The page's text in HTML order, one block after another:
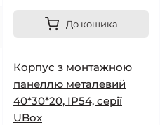
До кошика
Корпус з монтажною
панеллю металевий
40*30*20, IP54, серії
UBox